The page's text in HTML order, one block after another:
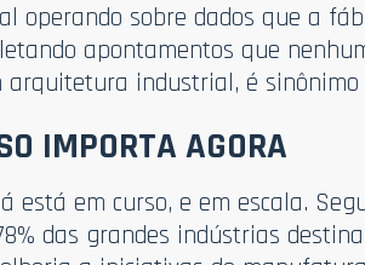
operando sobre dados que a
apontamentos que
arquitetura industrial, é
IMPORTA AGORA
está em curso, e em escala.
das grandes indústrias